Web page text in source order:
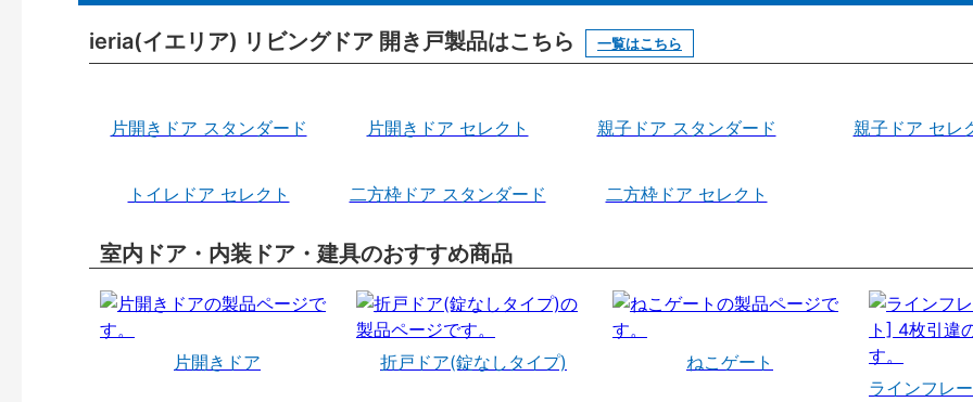
ieria(イエリア) リビングドア 開き戸製品はこちら 一覧はこちら
片開きドア スタンダード 片開きドア セレクト 親子ドア スタンダード 親子ドア セレ
トイレドア セレクト 二方枠ドア スタンダード 二方枠ドア セレクト
室内ドア・内装ドア・建具のおすすめ商品
片開きドア 折戸ドア(錠なしタイプ)
ねこゲート
ラインフレ